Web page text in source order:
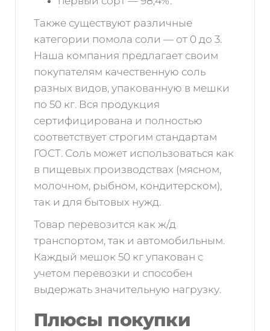
Также существуют различные
категории помола соли — от 0 до 3.
Наша компания предлагает своим
покупателям качественную соль
разных видов, упакованную в мешки
по 50 кг. Вся продукция
сертифицирована и полностью
соответствует строгим стандартам
ГОСТ. Соль может использоваться как
в пищевых производствах (мясном,
молочном, рыбном, кондитерском),
так и для бытовых нужд.
Товар перевозится как ж/д
транспортом, так и автомобильным.
Каждый мешок 50 кг упакован с
учетом перевозки и способен
выдержать значительную нагрузку.
Плюсы покупки